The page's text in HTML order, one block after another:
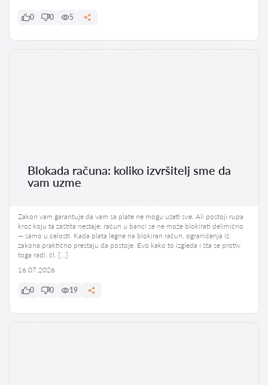
0 0 5
Blokada računa: koliko izvršitelj sme da
vam uzme
Zakon vam garantuje da vam sa plate ne mogu uzeti sve. Ali postoji rupa
kroz koju ta zaštita nestaje: račun u banci se ne može blokirati delimično
— samo u celosti. Kada plata legne na blokiran račun, ograničenja iz
zakona praktično prestaju da postoje. Evo kako to izgleda i šta se protiv
toga radi. čl. […]
16.07.2026
0 0 19